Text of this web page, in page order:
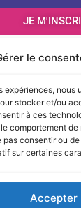
le
expériences, nous
stocker et/ou
à ces
comportement
pas consentir ou
sur certaines
Accepter
JE